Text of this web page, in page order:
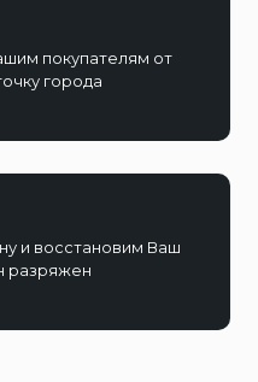
покупателям от
города
и восстановим Ваш
разряжен